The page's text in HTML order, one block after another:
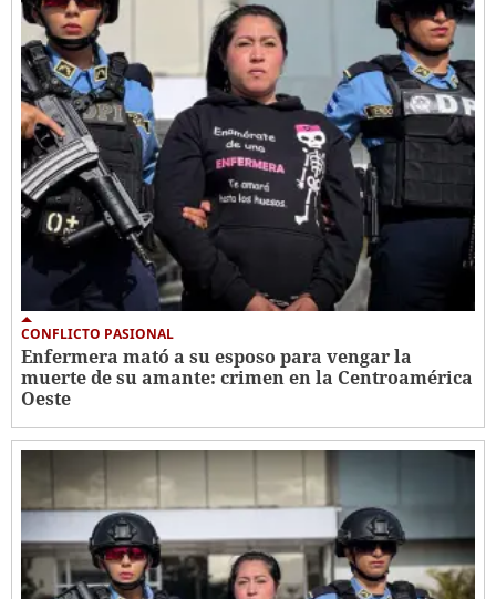
CONFLICTO PASIONAL
Enfermera mató a su esposo para vengar la
muerte de su amante: crimen en la Centroamérica
Oeste